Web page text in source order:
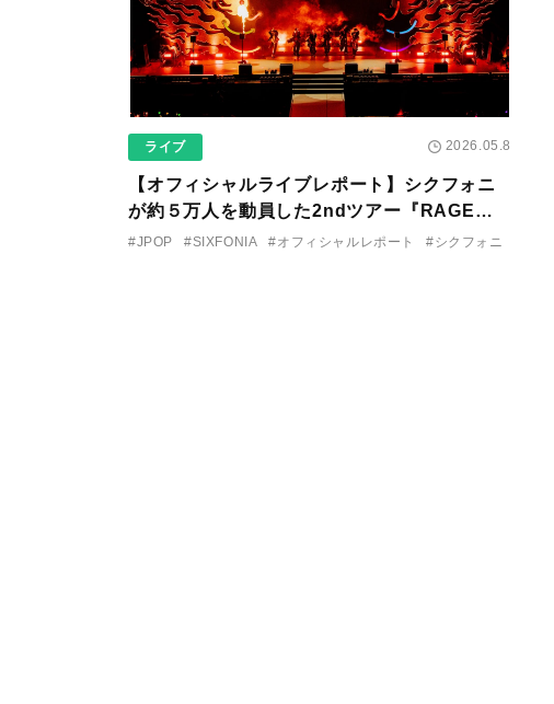
ライブ 2026.05.8
【オフィシャルライブレポート】シクフォニ
が約５万人を動員した2ndツアー『RAGE』
を完走。シクファミ熱狂のKアリーナ横浜ファ
#JPOP #SIXFONIA #オフィシャルレポート #シクフォニ